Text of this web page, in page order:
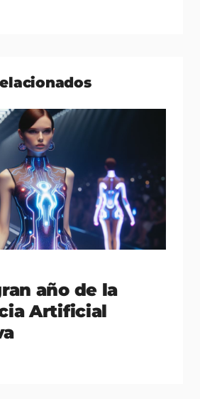
año de la
Artificial